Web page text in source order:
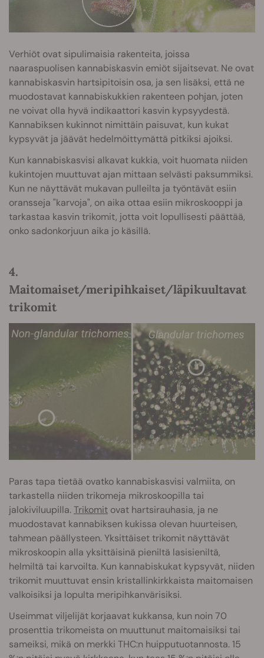
Verhiöt ovat sipulimaisia rakenteita, joissa
naaraspuolisen kannabiskasvin emiöt sijaitsevat. Ne ovat
kannabiskasvin hartsipitoisin osa, ja sen lisäksi, että ne
muodostavat kannabiskukkien rakenteen pohjan, joten
ne voivat olla hyvä indikaattori kasvin kypsyydestä.
Kannabiksen kukinnot nimittäin paisuvat, kun kukat
kypsyvät ja jäävät hedelmöittymättä pitkiksi ajoiksi.
Kun kannabiskasvisi alkavat kukkia, voit huomata niiden
kukintojen muuttuvat ajan mittaan selvästi paksummiksi.
Kun ne näyttävät mukavan pulleilta ja työntävät esiin
oransseja "karvoja", on aika ottaa esiin mikroskooppi ja
tarkastaa kasvin trikomit, jotta voit lopullisesti päättää,
onko sadonkorjuun aika jo käsillä.
4.
Maitomaiset/meripihkaiset/läpikuultavat
trikomit
Paras tapa tietää ovatko kannabiskasvisi valmiita, on
tarkastella niiden trikomeja mikroskoopilla tai
jalokiviluupilla.Trikomit ovat hartsirauhasia, ja ne
muodostavat kannabiksen kukissa olevan huurteisen,
tahmean päällysteen. Yksittäiset trikomit näyttävät
mikroskoopin alla yksittäisinä pieniltä lasisieniltä,
helmiltä tai karvoilta. Kun kannabiskukat kypsyvät, niiden
trikomit muuttuvat ensin kristallinkirkkaista maitomaisen
valkoisiksi ja lopulta meripihkanvärisiksi.
Useimmat viljelijät korjaavat kukkansa, kun noin 70
prosenttia trikomeista on muuttunut maitomaisiksi tai
sameiksi, mikä on merkki THC:n huipputuotannosta. 15